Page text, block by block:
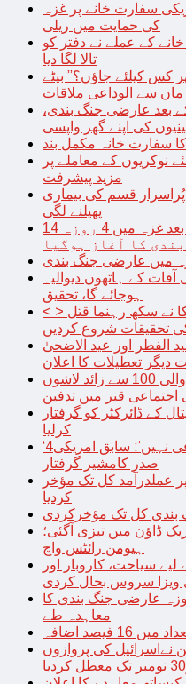
سفارت خانے پر غزہ
کی حمایت میں ریلی
کے عملے نے دفتر کو
تالا لگا دیا
کس کیلئے جاؤں؟” بیٹے
سے الوداعی ملاقات
کے بعد عارضی جنگ بندی،
کی اپنے گھر واپسی
سفارت خانہ مکمل بند
نوکریوں کے معاملے پر
مزید پیشرفت
پُراسرار قسم کی بیماری
پھیلنے لگی
14 ہزار فلسطینیوں کی شہادت کے بعد غزہ میں 4 روزہ
کا آغاز ہوگیا
میں عارضی جنگ بندی
آفات کے ہاتھوں دیوالیہ
ہوجائے گا، تحقیق
< > مودی کیلیے نئی پریشانی؛ امریکا نے سکھ رہنما قتل
تحقیقات شروع کردیں
2024 میں عید الفطر اور عید الاضحیٰ
دیگر تعطیلات کا اعلان
غزہ کے الشفاء اسپتال سے ملنے والی 100 سے زائد لاشوں
اجتماعی قبر میں تدفین
کے ڈائرکٹر کو گرفتار
کرلیا
‘4ہزار فلسطینی بچوں کا قتل کافی نہیں’: سابق امریکی
صدر کامشیر گرفتار
عملدرآمد کل تک مؤخر
کردیا
بندی کل تک مؤخرکردی
ڈاؤن میں تیزی آگئی؛
ہیومن رائٹس واچ
سیاحت، کاروبار اور
ویزا سروس بحال کردی
اور اسرائیل میں 4 روزہ عارضی جنگ بندی کا
معاہدہ طے
اضافہ
نےاسرائیل کی پروازوں